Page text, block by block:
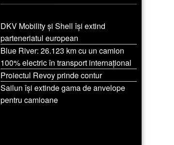
DKV Mobility și Shell își extind
parteneriatul european
Blue River: 26.123 km cu un camion
100% electric în transport internațional
Proiectul Revoy prinde contur
Sailun își extinde gama de anvelope
pentru camioane